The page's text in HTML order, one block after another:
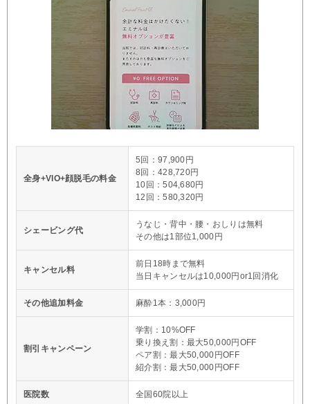
全身+VIO+顔脱毛の料金
5回：97,900円
8回：428,720円
10回：504,680円
12回：580,320円
シェービング代
うなじ・背中・腰・おしりは無料
その他は1部位1,000円
キャンセル料
前日18時まで無料
当日キャンセルは10,000円or1回消化
その他追加料金 麻酔1本：3,000円
割引キャンペーン
学割：10%OFF
乗り換え割：最大50,000円OFF
ペア割：最大50,000円OFF
紹介割：最大50,000円OFF
医院数 全国60院以上